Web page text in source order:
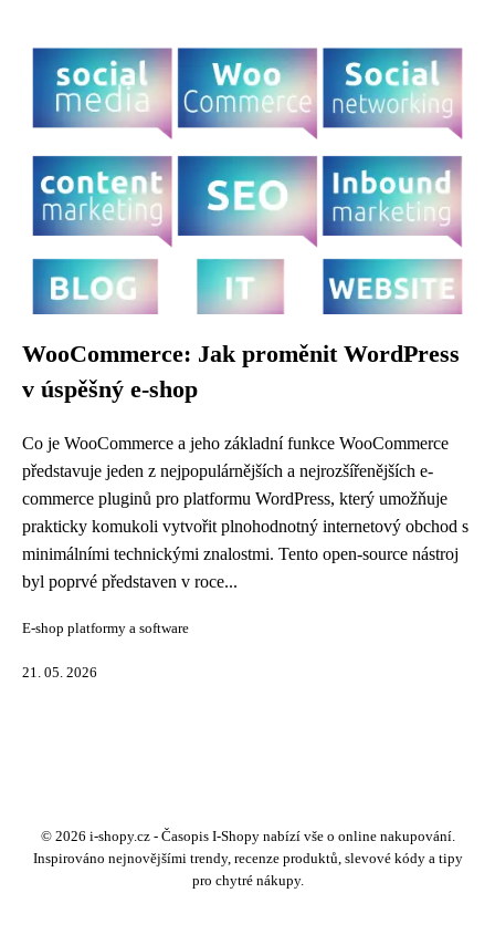
WooCommerce: Jak proměnit WordPress
v úspěšný e-shop
Co je WooCommerce a jeho základní funkce WooCommerce
představuje jeden z nejpopulárnějších a nejrozšířenějších e-
commerce pluginů pro platformu WordPress, který umožňuje
prakticky komukoli vytvořit plnohodnotný internetový obchod s
minimálními technickými znalostmi. Tento open-source nástroj
byl poprvé představen v roce...
E-shop platformy a software
21. 05. 2026
© 2026 i-shopy.cz - Časopis I-Shopy nabízí vše o online nakupování.
Inspirováno nejnovějšími trendy, recenze produktů, slevové kódy a tipy
pro chytré nákupy.